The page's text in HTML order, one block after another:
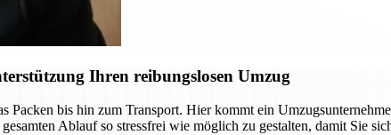
Ihren reibungslosen Umzug
bis hin zum Transport. Hier kommt ein
Ablauf so stressfrei wie möglich zu gestalten, damit Sie